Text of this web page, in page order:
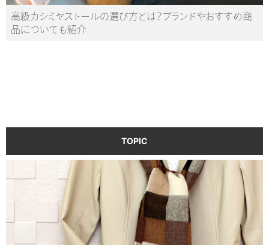
高級カシミヤストールの選び方とは？ブランドやおすすめ商
品についても紹介
TOPIC